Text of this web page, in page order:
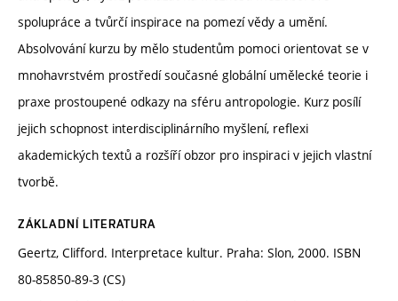
spolupráce a tvůrčí inspirace na pomezí vědy a umění.
Absolvování kurzu by mělo studentům pomoci orientovat se v
mnohavrstvém prostředí současné globální umělecké teorie i
praxe prostoupené odkazy na sféru antropologie. Kurz posílí
jejich schopnost interdisciplinárního myšlení, reflexi
akademických textů a rozšíří obzor pro inspiraci v jejich vlastní
tvorbě.
ZÁKLADNÍ LITERATURA
Geertz, Clifford. Interpretace kultur. Praha: Slon, 2000. ISBN
80-85850-89-3 (CS)